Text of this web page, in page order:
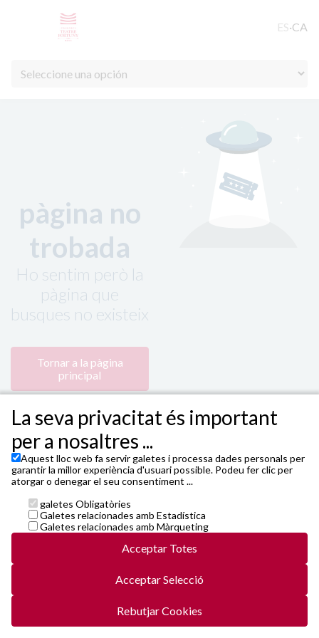
ES·CA
pàgina no
trobada
Ho sentim però la
pàgina que
busques no existeix
Tornar a la pàgina
principal
Powered by 4Tickets,
Prim, 4 - 43201 Reus
Janto Ticketing Software. All rights reserved,2026
Condicions generals i cookies
5web5/vals/v5-r6-20250522-release20b.js
La seva privacitat és important
per a nosaltres ...
Aquest lloc web fa servir galetes i processa dades personals per
garantir la millor experiència d'usuari possible. Podeu fer clic per
atorgar o denegar el seu consentiment ...
galetes Obligatòries
Galetes relacionades amb Estadística
Galetes relacionades amb Màrqueting
Acceptar Totes
Acceptar Selecció
Rebutjar Cookies